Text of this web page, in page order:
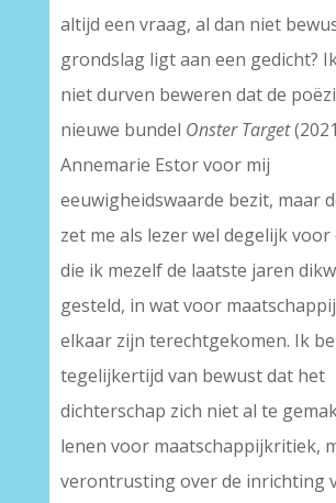
altijd een vraag, al dan niet
grondslag ligt aan een gedicht?
niet durven beweren dat de
nieuwe bundel Onster Target
Annemarie Estor voor mij
eeuwigheidswaarde bezit, maar
zet me als lezer wel degelijk voor
die ik mezelf de laatste jaren
gesteld, in wat voor
elkaar zijn terechtgekomen. Ik
tegelijkertijd van bewust dat het
dichterschap zich niet al te
lenen voor maatschappijkritiek,
verontrusting over de inrichting